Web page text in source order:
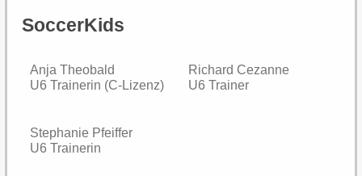
SoccerKids
Anja Theobald
U6 Trainerin (C-Lizenz)
Richard Cezanne
U6 Trainer
Stephanie Pfeiffer
U6 Trainerin